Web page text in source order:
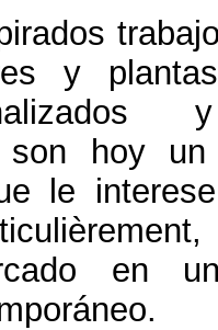
y
son hoy
le
en
.